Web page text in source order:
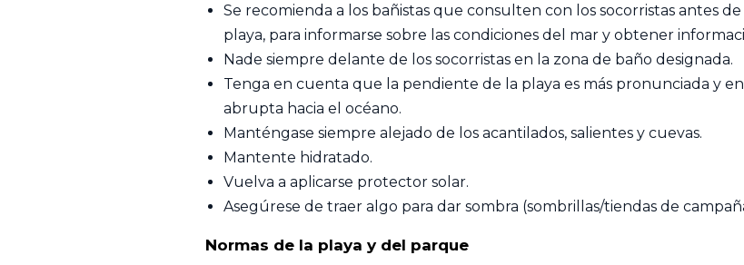
Se recomienda a los bañistas que consulten con los socorristas antes
playa, para informarse sobre las condiciones del mar y obtener
Nade siempre delante de los socorristas en la zona de baño designada.
Tenga en cuenta que la pendiente de la playa es más pronunciada y
abrupta hacia el océano.
Manténgase siempre alejado de los acantilados, salientes y cuevas.
Mantente hidratado.
Vuelva a aplicarse protector solar.
Asegúrese de traer algo para dar sombra (sombrillas/tiendas de
Normas de la playa y del parque